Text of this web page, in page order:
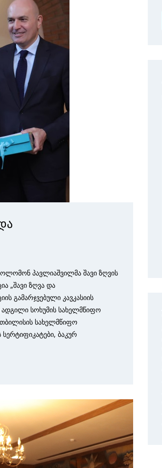
პავლიაშვილმა შავი ზღვის
„შავი ზღვა და
გამარჯვებული კავკასიის
ადგილი სოხუმის სახელმწიფო
თბილისის სახელმწიფო
სერტიფიკატები, ბაკურ